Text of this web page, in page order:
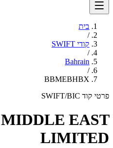
בית
/
קודי SWIFT
/
Bahrain
/
BBMEBHBX
פרטי קוד SWIFT/BIC
EAST
LIMITED